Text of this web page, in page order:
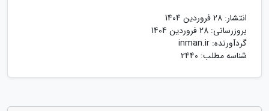
انتشار: 28 فروردین 1404
بروزرسانی: 28 فروردین 1404
گردآورنده: inman.ir
شناسه مطلب: 2440